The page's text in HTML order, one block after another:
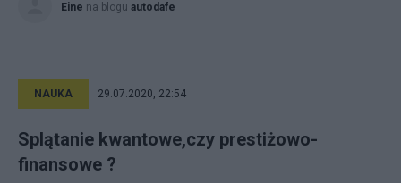
Eine na blogu autodafe
NAUKA 29.07.2020, 22:54
Splątanie kwantowe,czy prestiżowo-
finansowe ?